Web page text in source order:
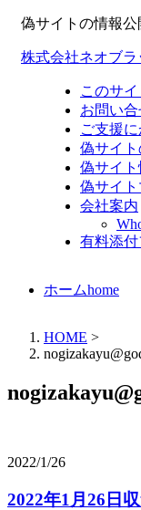
偽サイトの情報公
株式会社ネオブラ
このサ
お問い合
ご支援
偽サイ
偽サイト
偽サイト
会社案内
有料添付
ホームhome
HOME >
2022/1/26
2022年1月26日